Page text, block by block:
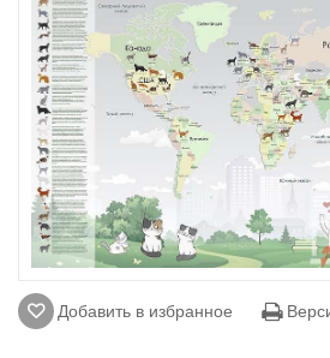
Добавить в избранное